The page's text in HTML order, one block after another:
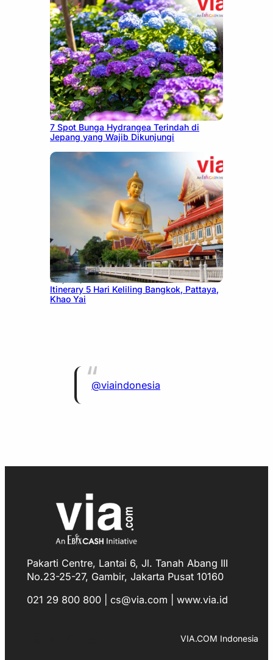
July 23, 2026
7 Spot Bunga Hydrangea Terindah di
Jepang yang Wajib Dikunjungi
July 20, 2026
Itinerary 5 Hari Keliling Bangkok, Pattaya,
Khao Yai
@viaindonesia
Pakarti Centre, Lantai 6, Jl. Tanah Abang III
No.23-25-27, Gambir, Jakarta Pusat 10160
021 29 800 800 | cs@via.com | www.via.id
VIA.COM Indonesia